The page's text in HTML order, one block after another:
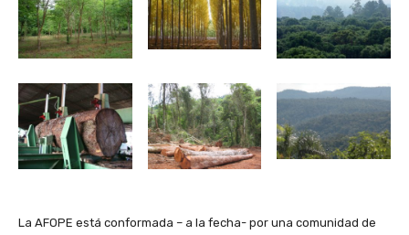
La AFOPE está conformada – a la fecha- por una comunidad de